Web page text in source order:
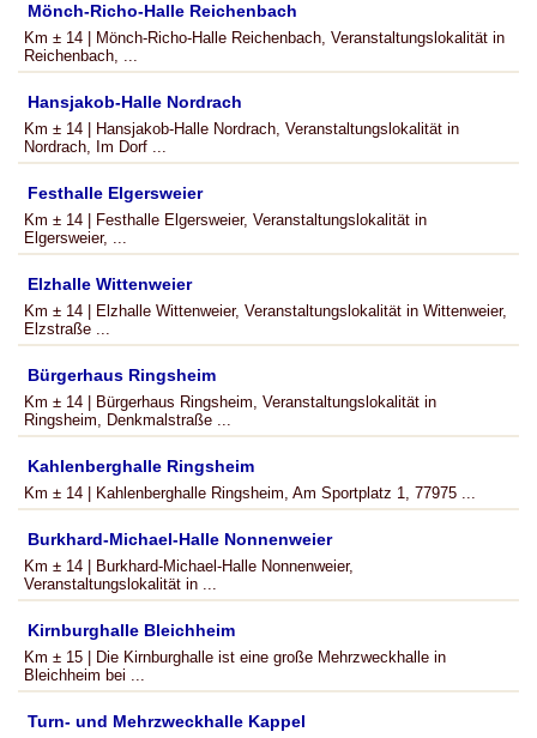
Mönch-Richo-Halle Reichenbach
Km ± 14 | Mönch-Richo-Halle Reichenbach, Veranstaltungslokalität in
Reichenbach, ...
Hansjakob-Halle Nordrach
Km ± 14 | Hansjakob-Halle Nordrach, Veranstaltungslokalität in
Nordrach, Im Dorf ...
Festhalle Elgersweier
Km ± 14 | Festhalle Elgersweier, Veranstaltungslokalität in
Elgersweier, ...
Elzhalle Wittenweier
Km ± 14 | Elzhalle Wittenweier, Veranstaltungslokalität in Wittenweier,
Elzstraße ...
Bürgerhaus Ringsheim
Km ± 14 | Bürgerhaus Ringsheim, Veranstaltungslokalität in
Ringsheim, Denkmalstraße ...
Kahlenberghalle Ringsheim
Km ± 14 | Kahlenberghalle Ringsheim, Am Sportplatz 1, 77975 ...
Burkhard-Michael-Halle Nonnenweier
Km ± 14 | Burkhard-Michael-Halle Nonnenweier,
Veranstaltungslokalität in ...
Kirnburghalle Bleichheim
Km ± 15 | Die Kirnburghalle ist eine große Mehrzweckhalle in
Bleichheim bei ...
Turn- und Mehrzweckhalle Kappel